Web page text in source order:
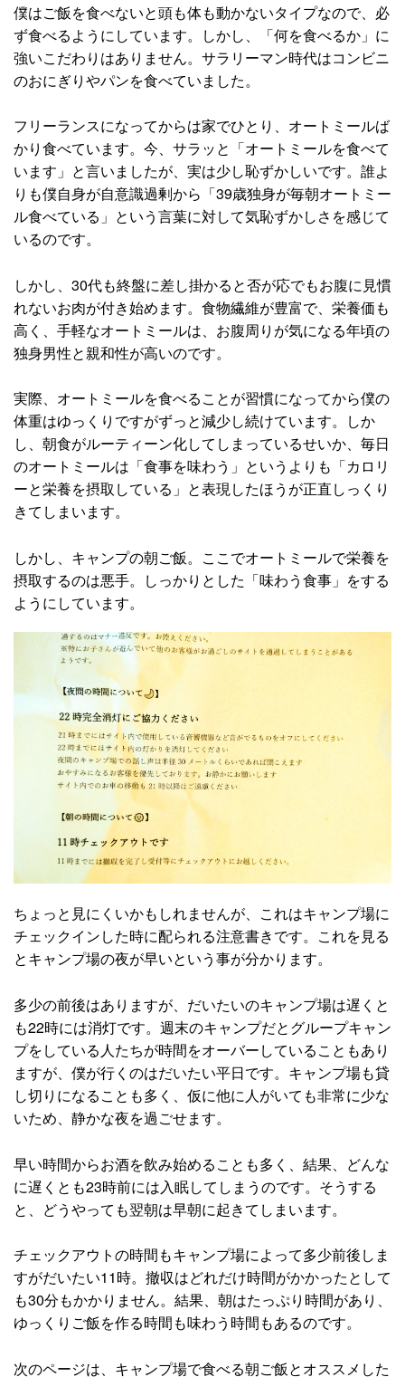
僕はご飯を食べないと頭も体も動かないタイプなので、必
ず食べるようにしています。しかし、「何を食べるか」に
強いこだわりはありません。サラリーマン時代はコンビニ
のおにぎりやパンを食べていました。
フリーランスになってからは家でひとり、オートミールば
かり食べています。今、サラッと「オートミールを食べて
います」と言いましたが、実は少し恥ずかしいです。誰よ
りも僕自身が自意識過剰から「39歳独身が毎朝オートミー
ル食べている」という言葉に対して気恥ずかしさを感じて
いるのです。
しかし、30代も終盤に差し掛かると否が応でもお腹に見慣
れないお肉が付き始めます。食物繊維が豊富で、栄養価も
高く、手軽なオートミールは、お腹周りが気になる年頃の
独身男性と親和性が高いのです。
実際、オートミールを食べることが習慣になってから僕の
体重はゆっくりですがずっと減少し続けています。しか
し、朝食がルーティーン化してしまっているせいか、毎日
のオートミールは「食事を味わう」というよりも「カロリ
ーと栄養を摂取している」と表現したほうが正直しっくり
きてしまいます。
しかし、キャンプの朝ご飯。ここでオートミールで栄養を
摂取するのは悪手。しっかりとした「味わう食事」をする
ようにしています。
ちょっと見にくいかもしれませんが、これはキャンプ場に
チェックインした時に配られる注意書きです。これを見る
とキャンプ場の夜が早いという事が分かります。
多少の前後はありますが、だいたいのキャンプ場は遅くと
も22時には消灯です。週末のキャンプだとグループキャン
プをしている人たちが時間をオーバーしていることもあり
ますが、僕が行くのはだいたい平日です。キャンプ場も貸
し切りになることも多く、仮に他に人がいても非常に少な
いため、静かな夜を過ごせます。
早い時間からお酒を飲み始めることも多く、結果、どんな
に遅くとも23時前には入眠してしまうのです。そうする
と、どうやっても翌朝は早朝に起きてしまいます。
チェックアウトの時間もキャンプ場によって多少前後しま
すがだいたい11時。撤収はどれだけ時間がかかったとして
も30分もかかりません。結果、朝はたっぷり時間があり、
ゆっくりご飯を作る時間も味わう時間もあるのです。
次のページは、キャンプ場で食べる朝ご飯とオススメした